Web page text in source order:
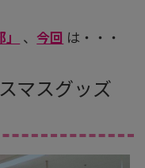
、今回 は・・・
マスグッズ